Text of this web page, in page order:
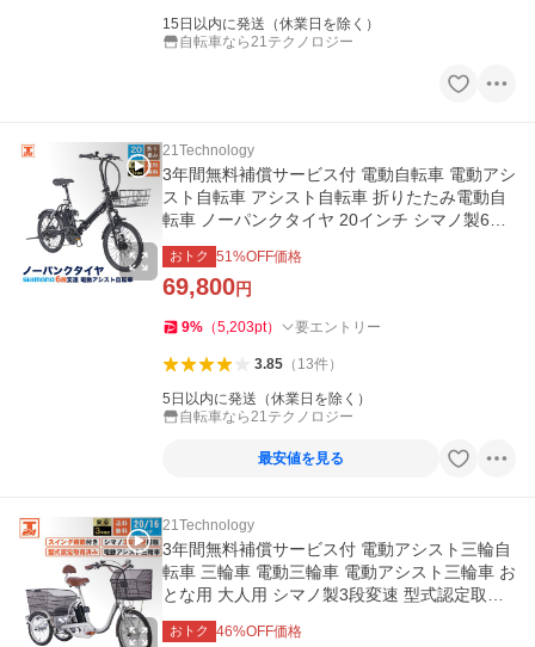
15日以内に発送（休業日を除く）
自転車なら21テクノロジー
21Technology
3年間無料補償サービス付 電動自転車 電動アシ
スト自転車 アシスト自転車 折りたたみ電動自
転車 ノーパンクタイヤ 20インチ シマノ製6段
変速 TAOL206
おトク 51%OFF価格
69,800円
9% （5,203pt） 要エントリー
3.85（ 13件）
5日以内に発送（休業日を除く）
自転車なら21テクノロジー
最安値を見る
21Technology
3年間無料補償サービス付 電動アシスト三輪自
転車 三輪車 電動三輪車 電動アシスト三輪車 お
とな用 大人用 シマノ製3段変速 型式認定取得
済 送料無料 AOSL203
おトク 46%OFF価格